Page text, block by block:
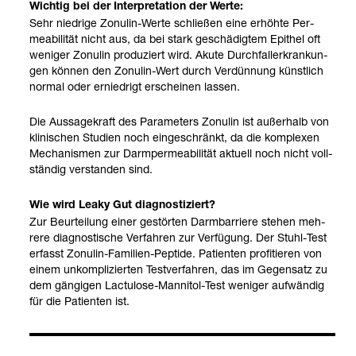
Wich­tig bei der Inter­pre­ta­tion der Werte:
Sehr nied­rige Zonu­lin-​Werte schlie­ßen eine erhöhte Per­
mea­bi­li­tät nicht aus, da bei stark geschä­dig­tem Epi­thel oft
weni­ger Zonu­lin pro­du­ziert wird. Akute Durch­fall­erkran­kun­
gen kön­nen den Zonu­lin-​Wert durch Ver­dün­nung künst­lich
nor­mal oder ernied­rigt erschei­nen las­sen.
Die Aus­sa­ge­kraft des Para­me­ters Zonu­lin ist außer­halb von
kli­ni­schen Stu­dien noch ein­ge­schränkt, da die kom­ple­xen
Mecha­nis­men zur Darm­per­mea­bi­li­tät aktu­ell noch nicht voll­
stän­dig ver­stan­den sind.
Wie wird Leaky Gut dia­gnos­ti­ziert?
Zur Beur­tei­lung einer gestör­ten Darm­bar­riere ste­hen meh­
rere dia­gnos­ti­sche Ver­fah­ren zur Ver­fü­gung. Der Stuhl-​Test
erfasst Zonu­lin-​Fami­lien-​Pep­tide. Pati­en­ten pro­fi­tie­ren von
einem unkom­pli­zier­ten Test­ver­fah­ren, das im Gegen­satz zu
dem gän­gi­gen Lac­tu­lose-​Man­ni­tol-​Test weni­ger auf­wän­dig
für die Pati­en­ten ist.